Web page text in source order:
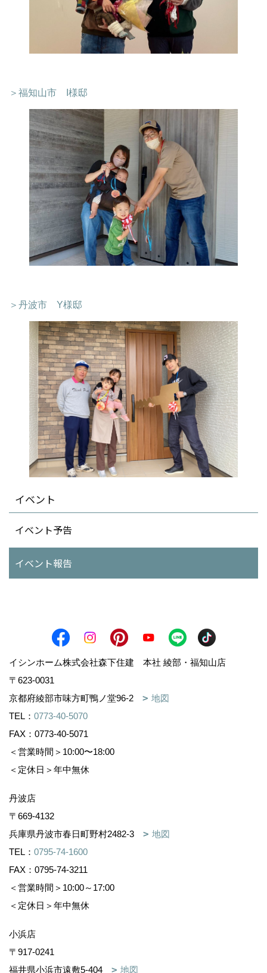
＞福知山市 I様邸
＞丹波市 Y様邸
イベント
イベント予告
イベント報告
イシンホーム株式会社森下住建 本社 綾部・福知山店
〒623-0031
京都府綾部市味方町鴨ノ堂96-2
地図
TEL： 0773-40-5070
FAX：0773-40-5071
＜営業時間＞10:00〜18:00
＜定休日＞年中無休
丹波店
〒669-4132
兵庫県丹波市春日町野村2482-3
地図
TEL： 0795-74-1600
FAX：0795-74-3211
＜営業時間＞10:00～17:00
＜定休日＞年中無休
小浜店
〒917-0241
福井県小浜市遠敷5-404
地図